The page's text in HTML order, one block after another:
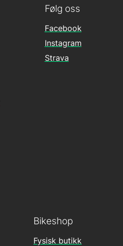
Følg oss
Facebook
Instagram
Strava
Bikeshop
Fysisk butikk